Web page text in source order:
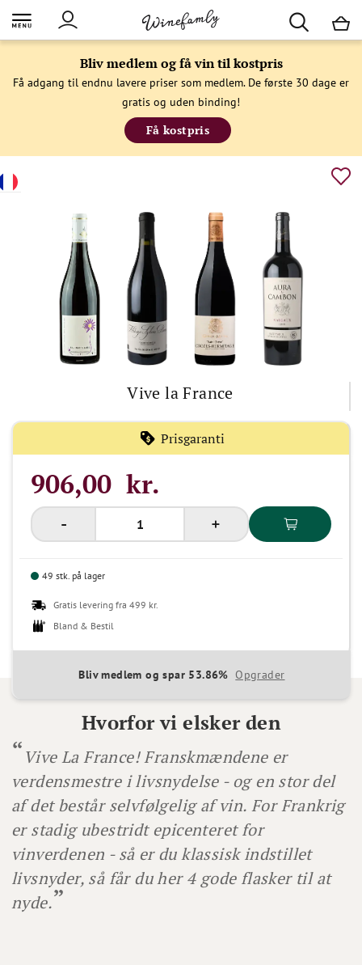
Bliv medlem og få vin til kostpris
Få adgang til endnu lavere priser som medlem. De første 30 dage er
gratis og uden binding!
Få kostpris
Prisgaranti
Vive la France
906,00 kr.
49 stk. på lager
Gratis levering fra 499 kr.
Bland & Bestil
Bliv medlem og spar 53.86% Opgrader
Hvorfor vi elsker den
Vive La France! Franskmændene er
verdensmestre i livsnydelse - og en stor del
af det består selvfølgelig af vin. For Frankrig
er stadig ubestridt epicenteret for
vinverdenen - så er du klassisk indstillet
livsnyder, så får du her 4 gode flasker til at
nyde.